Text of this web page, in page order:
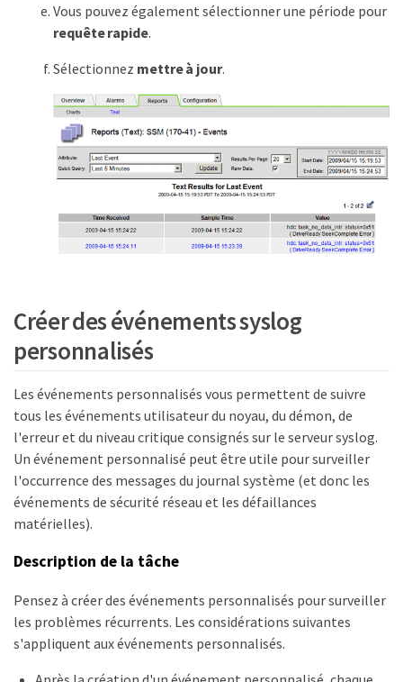
Vous pouvez également sélectionner une période pour
requête rapide.
Sélectionnez mettre à jour.
Créer des événements syslog
personnalisés
Les événements personnalisés vous permettent de suivre
tous les événements utilisateur du noyau, du démon, de
l'erreur et du niveau critique consignés sur le serveur syslog.
Un événement personnalisé peut être utile pour surveiller
l'occurrence des messages du journal système (et donc les
événements de sécurité réseau et les défaillances
matérielles).
Description de la tâche
Pensez à créer des événements personnalisés pour surveiller
les problèmes récurrents. Les considérations suivantes
s'appliquent aux événements personnalisés.